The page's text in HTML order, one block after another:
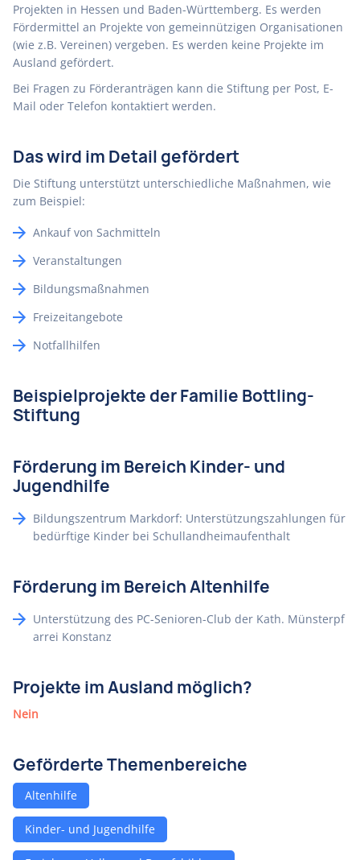
Projekten in Hessen und Baden-Württemberg. Es werden
Fördermittel an Projekte von gemeinnützigen Organisationen
(wie z.B. Vereinen) vergeben. Es werden keine Projekte im
Ausland gefördert.
Bei Fragen zu Förderanträgen kann die Stiftung per Post, E-
Mail oder Telefon kontaktiert werden.
Das wird im Detail gefördert
Die Stiftung unterstützt unterschiedliche Maßnahmen, wie
zum Beispiel:
Ankauf von Sachmitteln
Veranstaltungen
Bildungsmaßnahmen
Freizeitangebote
Notfallhilfen
Beispielprojekte der Familie Bottling-
Stiftung
Förderung im Bereich Kinder- und
Jugendhilfe
Bildungszentrum Markdorf: Unterstützungszahlungen für
bedürftige Kinder bei Schullandheimaufenthalt
Förderung im Bereich Altenhilfe
Unterstützung des PC-Senioren-Club der Kath. Münsterpf
arrei Konstanz
Projekte im Ausland möglich?
Nein
Geförderte Themenbereiche
Altenhilfe
Kinder- und Jugendhilfe